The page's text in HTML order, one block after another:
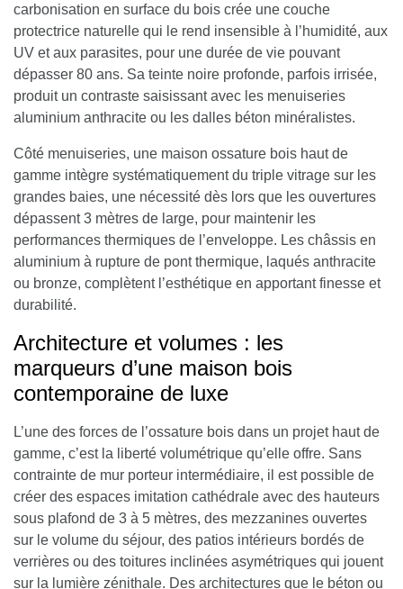
carbonisation en surface du bois crée une couche
protectrice naturelle qui le rend insensible à l’humidité, aux
UV et aux parasites, pour une durée de vie pouvant
dépasser 80 ans. Sa teinte noire profonde, parfois irrisée,
produit un contraste saisissant avec les menuiseries
aluminium anthracite ou les dalles béton minéralistes.
Côté menuiseries, une maison ossature bois haut de
gamme intègre systématiquement du triple vitrage sur les
grandes baies, une nécessité dès lors que les ouvertures
dépassent 3 mètres de large, pour maintenir les
performances thermiques de l’enveloppe. Les châssis en
aluminium à rupture de pont thermique, laqués anthracite
ou bronze, complètent l’esthétique en apportant finesse et
durabilité.
Architecture et volumes : les
marqueurs d’une maison bois
contemporaine de luxe
L’une des forces de l’ossature bois dans un projet haut de
gamme, c’est la liberté volumétrique qu’elle offre. Sans
contrainte de mur porteur intermédiaire, il est possible de
créer des espaces imitation cathédrale avec des hauteurs
sous plafond de 3 à 5 mètres, des mezzanines ouvertes
sur le volume du séjour, des patios intérieurs bordés de
verrières ou des toitures inclinées asymétriques qui jouent
sur la lumière zénithale. Des architectures que le béton ou